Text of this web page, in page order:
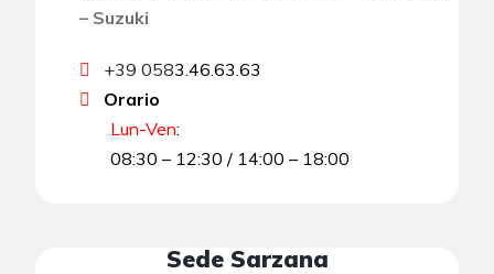
– Suzuki
+39 0583.46.63.63
Orario
Lun-Ven:
08:30 – 12:30 / 14:00 – 18:00
Sede Sarzana